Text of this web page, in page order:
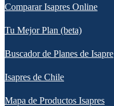
Comparar Isapres Online
Tu Mejor Plan (beta)
Buscador de Planes de Isapre
Isapres de Chile
Mapa de Productos Isapres